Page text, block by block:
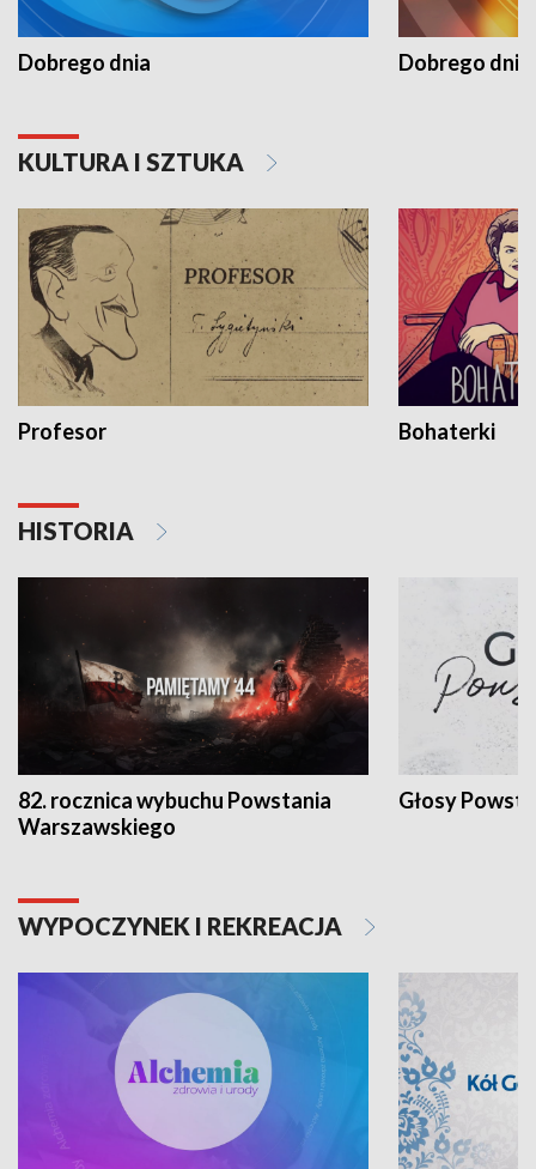
Dobrego dnia Dobrego dnia
KULTURA I SZTUKA
Profesor Bohaterki
HISTORIA
82. rocznica wybuchu Powstania
Warszawskiego
Głosy
WYPOCZYNEK I REKREACJA